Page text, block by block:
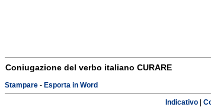
Coniugazione del verbo italiano CURARE
Stampare - Esporta in Word
Indicativo|